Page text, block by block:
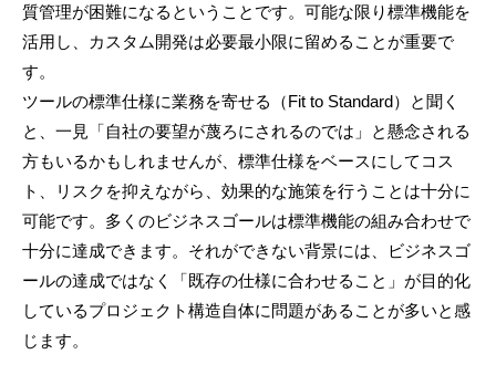
質管理が困難になるということです。可能な限り標準機能を
活用し、カスタム開発は必要最小限に留めることが重要で
す。
ツールの標準仕様に業務を寄せる（Fit to Standard）と聞く
と、一見「自社の要望が蔑ろにされるのでは」と懸念される
方もいるかもしれませんが、標準仕様をベースにしてコス
ト、リスクを抑えながら、効果的な施策を行うことは十分に
可能です。多くのビジネスゴールは標準機能の組み合わせで
十分に達成できます。それができない背景には、ビジネスゴ
ールの達成ではなく「既存の仕様に合わせること」が目的化
しているプロジェクト構造自体に問題があることが多いと感
じます。